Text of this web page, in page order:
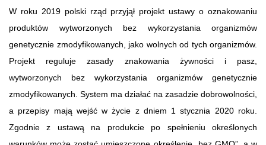
W roku 2019 polski rząd przyjął projekt ustawy o oznakowaniu
produktów wytworzonych bez wykorzystania organizmów
genetycznie zmodyfikowanych, jako wolnych od tych organizmów.
Projekt reguluje zasady znakowania żywności i pasz,
wytworzonych bez wykorzystania organizmów genetycznie
zmodyfikowanych. System ma działać na zasadzie dobrowolności,
a przepisy mają wejść w życie z dniem 1 stycznia 2020 roku.
Zgodnie z ustawą na produkcie po spełnieniu określonych